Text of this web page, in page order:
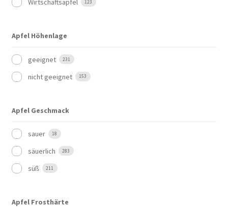
Wirtschaftsapfel 123
Apfel Höhenlage
geeignet 231
nicht geeignet 153
Apfel Geschmack
sauer 18
säuerlich 283
süß 211
Apfel Frosthärte